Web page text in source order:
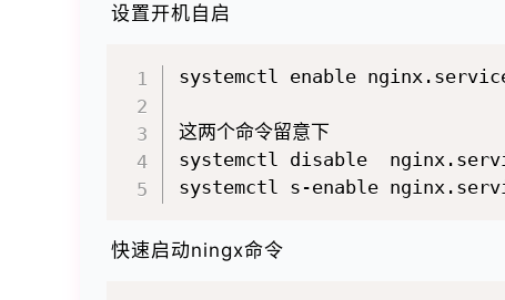
设置开机自启
systemctl enable
这两个命令留意下
systemctl disable
快速启动ningx命令